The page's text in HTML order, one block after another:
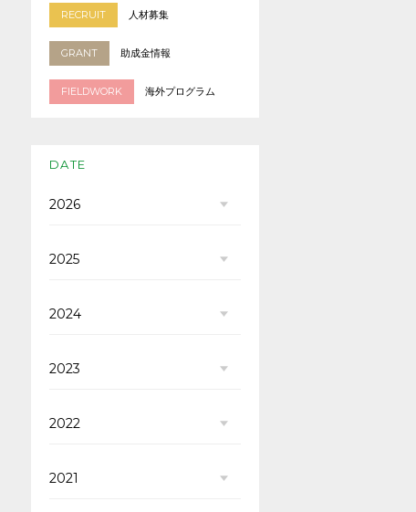
RECRUIT 人材募集
GRANT 助成金情報
FIELDWORK 海外プログラム
DATE
2026
2025
2024
2023
2022
2021